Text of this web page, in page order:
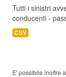
Tutti i sinistri
conducenti -
CSV
E' possibile inoltre